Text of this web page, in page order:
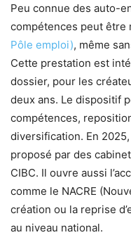
Peu connue des auto-
compétences peut être
Pôle emploi), même
Cette prestation est
dossier, pour les
deux ans. Le dispositif
compétences,
diversification. En
proposé par des
CIBC. Il ouvre aussi
comme le NACRE
création ou la reprise
au niveau national.